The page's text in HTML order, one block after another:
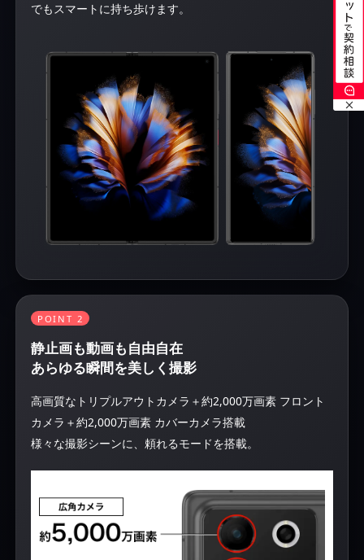
でもスマートに持ち歩けます。
POINT 2
静止画も動画も自由自在
あらゆる瞬間を美しく撮影
高画質なトリプルアウトカメラ＋約2,000万画素 フロント
カメラ＋約2,000万画素 カバーカメラ搭載
様々な撮影シーンに、頼れるモードを搭載。